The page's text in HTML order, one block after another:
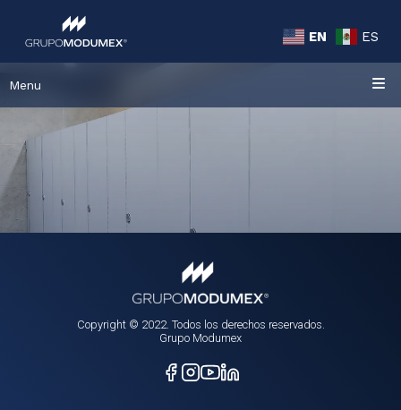
Menu
EN ES
Copyright © 2022. Todos los derechos reservados.
Grupo Modumex